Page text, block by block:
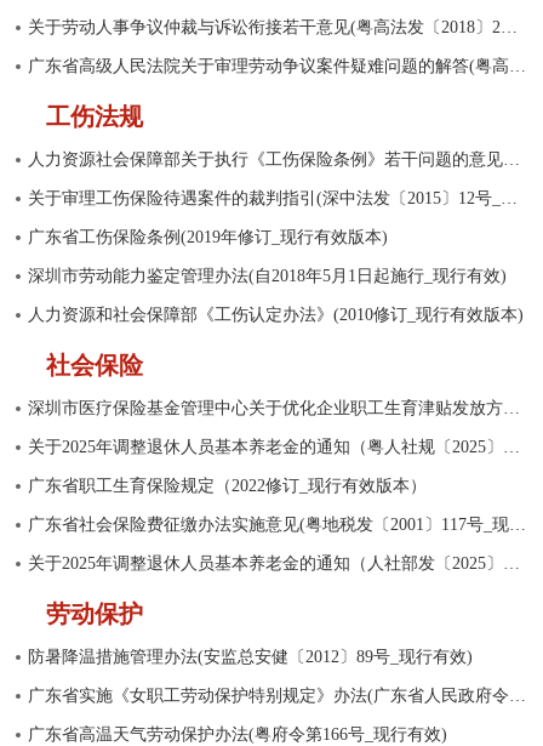
关于劳动人事争议仲裁与诉讼衔接若干意见(粤高法发〔2018〕2号_现行有效)
广东省高级人民法院关于审理劳动争议案件疑难问题的解答(粤高法〔2017〕147号_废止)
工伤法规
人力资源社会保障部关于执行《工伤保险条例》若干问题的意见（三）
关于审理工伤保险待遇案件的裁判指引(深中法发〔2015〕12号_现行有效)
广东省工伤保险条例(2019年修订_现行有效版本)
深圳市劳动能力鉴定管理办法(自2018年5月1日起施行_现行有效)
人力资源和社会保障部《工伤认定办法》(2010修订_现行有效版本)
社会保险
深圳市医疗保险基金管理中心关于优化企业职工生育津贴发放方式的通知
关于2025年调整退休人员基本养老金的通知（粤人社规〔2025〕26号）
广东省职工生育保险规定（2022修订_现行有效版本）
广东省社会保险费征缴办法实施意见(粤地税发〔2001〕117号_现行有效)
关于2025年调整退休人员基本养老金的通知（人社部发〔2025〕38号）
劳动保护
防暑降温措施管理办法(安监总安健〔2012〕89号_现行有效)
广东省实施《女职工劳动保护特别规定》办法(广东省人民政府令第227号_现行有效)
广东省高温天气劳动保护办法(粤府令第166号_现行有效)